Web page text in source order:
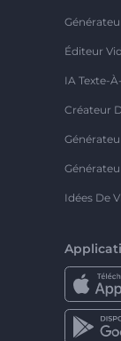
Éditeur
IA Texte-
Créateur
Idées De